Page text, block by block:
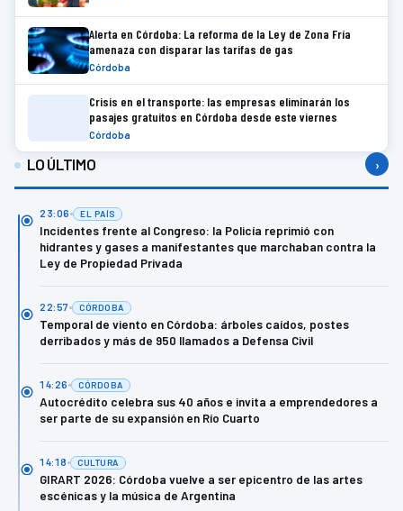
Alerta en Córdoba: La reforma de la Ley de Zona Fría
amenaza con disparar las tarifas de gas
Córdoba
Crisis en el transporte: las empresas eliminarán los
pasajes gratuitos en Córdoba desde este viernes
Córdoba
LO ÚLTIMO ›
23:06 EL PAÍS
Incidentes frente al Congreso: la Policía reprimió con
hidrantes y gases a manifestantes que marchaban contra la
Ley de Propiedad Privada
22:57 CÓRDOBA
Temporal de viento en Córdoba: árboles caídos, postes
derribados y más de 950 llamados a Defensa Civil
14:26 CÓRDOBA
Autocrédito celebra sus 40 años e invita a emprendedores a
ser parte de su expansión en Río Cuarto
14:18 CULTURA
GIRART 2026: Córdoba vuelve a ser epicentro de las artes
escénicas y la música de Argentina